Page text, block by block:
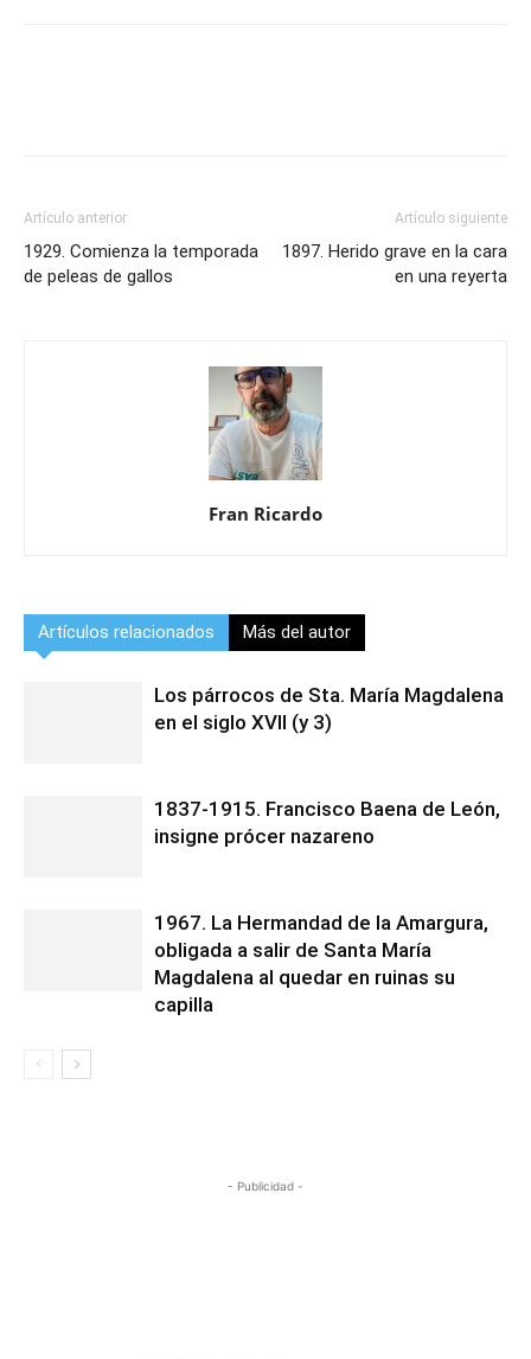
Artículo anterior
1929. Comienza la temporada
de peleas de gallos
Artículo siguiente
1897. Herido grave en la cara
en una reyerta
Fran Ricardo
Artículos relacionados Más del autor
Los párrocos de Sta. María Magdalena
en el siglo XVII (y 3)
1837-1915. Francisco Baena de León,
insigne prócer nazareno
1967. La Hermandad de la Amargura,
obligada a salir de Santa María
Magdalena al quedar en ruinas su
capilla
- Publicidad -